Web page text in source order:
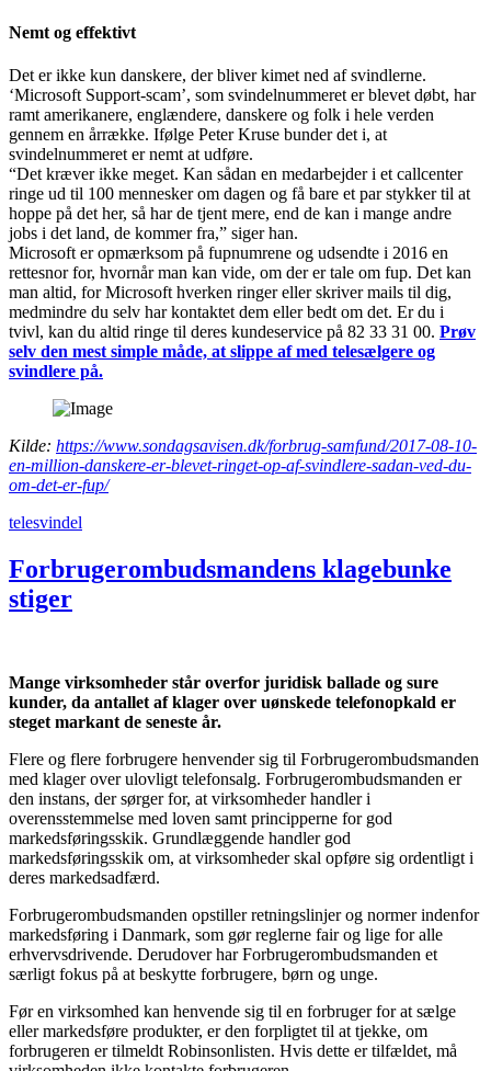
Nemt og effektivt
Det er ikke kun danskere, der bliver kimet ned af svindlerne.
‘Microsoft Support-scam’, som svindelnummeret er blevet døbt, har
ramt amerikanere, englændere, danskere og folk i hele verden
gennem en årrække. Ifølge Peter Kruse bunder det i, at
svindelnummeret er nemt at udføre.
“Det kræver ikke meget. Kan sådan en medarbejder i et callcenter
ringe ud til 100 mennesker om dagen og få bare et par stykker til at
hoppe på det her, så har de tjent mere, end de kan i mange andre
jobs i det land, de kommer fra,” siger han.
Microsoft er opmærksom på fupnumrene og udsendte i 2016 en
rettesnor for, hvornår man kan vide, om der er tale om fup. Det kan
man altid, for Microsoft hverken ringer eller skriver mails til dig,
medmindre du selv har kontaktet dem eller bedt om det. Er du i
tvivl, kan du altid ringe til deres kundeservice på 82 33 31 00. Prøv
selv den mest simple måde, at slippe af med telesælgere og
svindlere på.
Kilde: https://www.sondagsavisen.dk/forbrug-samfund/2017-08-10-
en-million-danskere-er-blevet-ringet-op-af-svindlere-sadan-ved-du-
om-det-er-fup/
telesvindel
Forbrugerombudsmandens klagebunke
stiger
Mange virksomheder står overfor juridisk ballade og sure
kunder, da antallet af klager over uønskede telefonopkald er
steget markant de seneste år.
Flere og flere forbrugere henvender sig til Forbrugerombudsmanden
med klager over ulovligt telefonsalg. Forbrugerombudsmanden er
den instans, der sørger for, at virksomheder handler i
overensstemmelse med loven samt principperne for god
markedsføringsskik. Grundlæggende handler god
markedsføringsskik om, at virksomheder skal opføre sig ordentligt i
deres markedsadfærd.
Forbrugerombudsmanden opstiller retningslinjer og normer indenfor
markedsføring i Danmark, som gør reglerne fair og lige for alle
erhvervsdrivende. Derudover har Forbrugerombudsmanden et
særligt fokus på at beskytte forbrugere, børn og unge.
Før en virksomhed kan henvende sig til en forbruger for at sælge
eller markedsføre produkter, er den forpligtet til at tjekke, om
forbrugeren er tilmeldt Robinsonlisten. Hvis dette er tilfældet, må